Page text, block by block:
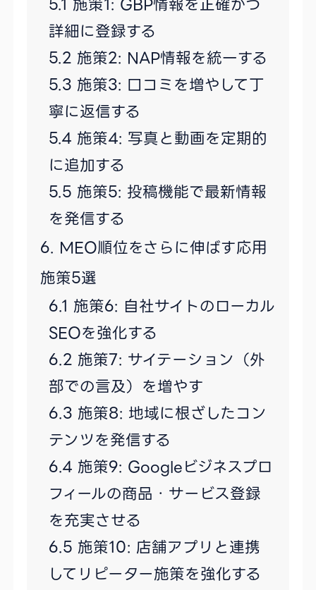
詳細に登録する
施策2: NAP情報を統一する
施策3: 口コミを増やして丁
寧に返信する
施策4: 写真と動画を定期的
に追加する
施策5: 投稿機能で最新情報
を発信する
MEO順位をさらに伸ばす応用
施策5選
施策6: 自社サイトのローカル
SEOを強化する
施策7: サイテーション（外
部での言及）を増やす
施策8: 地域に根ざしたコン
テンツを発信する
施策9: Googleビジネスプロ
フィールの商品・サービス登録
を充実させる
施策10: 店舗アプリと連携
してリピーター施策を強化する